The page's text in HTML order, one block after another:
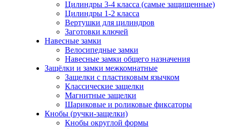
Цилиндры 3-4 класса (самые защищенные)
Цилиндры 1-2 класса
Вертушки для цилиндров
Заготовки ключей
Навесные замки
Велосипедные замки
Навесные замки общего назначения
Защёлки и замки межкомнатные
Защелки с пластиковым язычком
Классические защелки
Магнитные защелки
Шариковые и роликовые фиксаторы
Кнобы (ручки-защелки)
Кнобы округлой формы